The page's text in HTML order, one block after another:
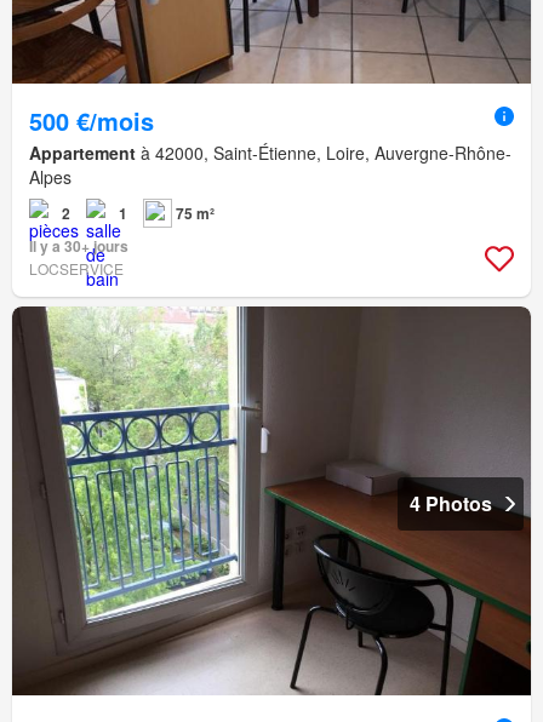
500 €/mois
Appartement à 42000, Saint-Étienne, Loire, Auvergne-Rhône-
Alpes
2 1
75 m²
Il y a 30+ jours
LOCSERVICE
4 Photos